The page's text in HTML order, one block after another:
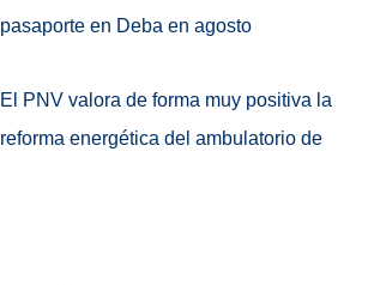
pasaporte en Deba en agosto
El PNV valora de forma muy positiva la
reforma energética del ambulatorio de